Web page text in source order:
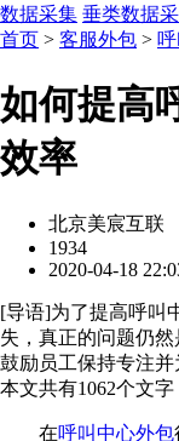
数据采集 垂类数据
首页 > 客服外包 >
如何提高
效率
北京美宸互联
1934
2020-04-18
[导语]为了提高呼叫
失，真正的问题仍
鼓励员工保持专注并
本文共有1062个文字
在呼叫中心外包